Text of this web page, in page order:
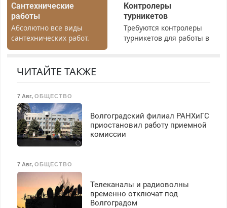
Сантехнические
работы
Абсолютно все виды
сантехнических работ.
Быстро. Качественно.
Контролеры
турникетов
Требуются контролеры
турникетов для работы в
Ежемесячно
выплачивается денежная
премия. Возможно
безопасности с з/п до
125000 руб.
ЧИТАЙТЕ ТАКЖЕ
7 Авг, ОБЩЕСТВО
Волгоградский филиал РАНХиГС
приостановил работу приемной
комиссии
7 Авг, ОБЩЕСТВО
Телеканалы и радиоволны
временно отключат под
Волгоградом